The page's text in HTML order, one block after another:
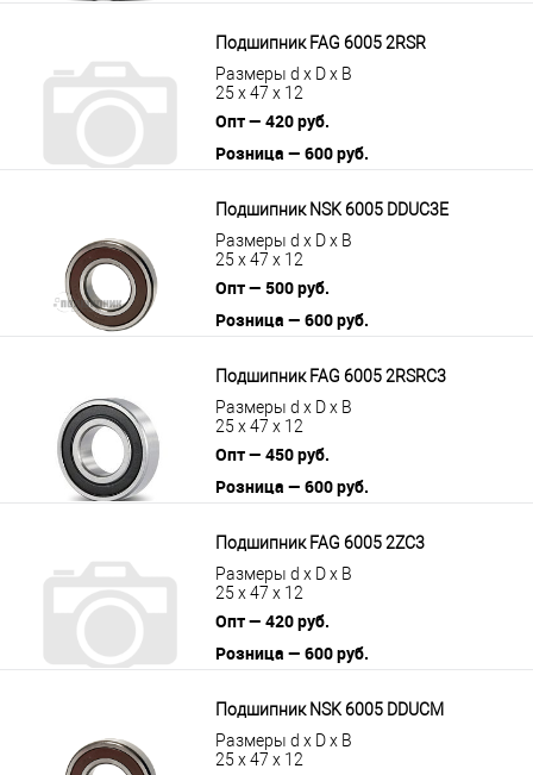
Подшипник FAG 6005 2RSR
Размеры d x D x B
25 x 47 x 12
Опт — 420 руб.
Розница — 600 руб.
Подшипник NSK 6005 DDUC3E
Размеры d x D x B
25 x 47 x 12
Опт — 500 руб.
Розница — 600 руб.
Подшипник FAG 6005 2RSRC3
Размеры d x D x B
25 x 47 x 12
Опт — 450 руб.
Розница — 600 руб.
Подшипник FAG 6005 2ZC3
Размеры d x D x B
25 x 47 x 12
Опт — 420 руб.
Розница — 600 руб.
Подшипник NSK 6005 DDUCM
Размеры d x D x B
25 x 47 x 12